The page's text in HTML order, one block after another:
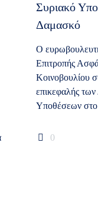
Συριακό
Δαμασκό
Ο
Επιτροπής
Κοινοβουλίου
επικεφαλής
Υποθέσεων στο
0